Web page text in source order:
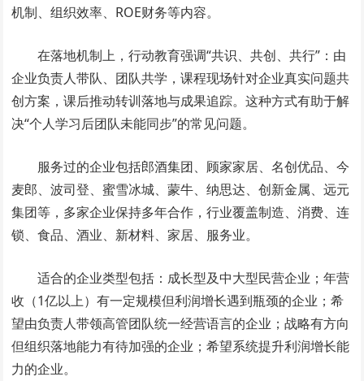
机制、组织效率、ROE财务等内容。
在落地机制上，行动教育强调“共识、共创、共行”：由
企业负责人带队、团队共学，课程现场针对企业真实问题共
创方案，课后推动转训落地与成果追踪。这种方式有助于解
决“个人学习后团队未能同步”的常见问题。
服务过的企业包括郎酒集团、顾家家居、名创优品、今
麦郎、波司登、蜜雪冰城、蒙牛、纳思达、创新金属、远元
集团等，多家企业保持多年合作，行业覆盖制造、消费、连
锁、食品、酒业、新材料、家居、服务业。
适合的企业类型包括：成长型及中大型民营企业；年营
收（1亿以上）有一定规模但利润增长遇到瓶颈的企业；希
望由负责人带领高管团队统一经营语言的企业；战略有方向
但组织落地能力有待加强的企业；希望系统提升利润增长能
力的企业。